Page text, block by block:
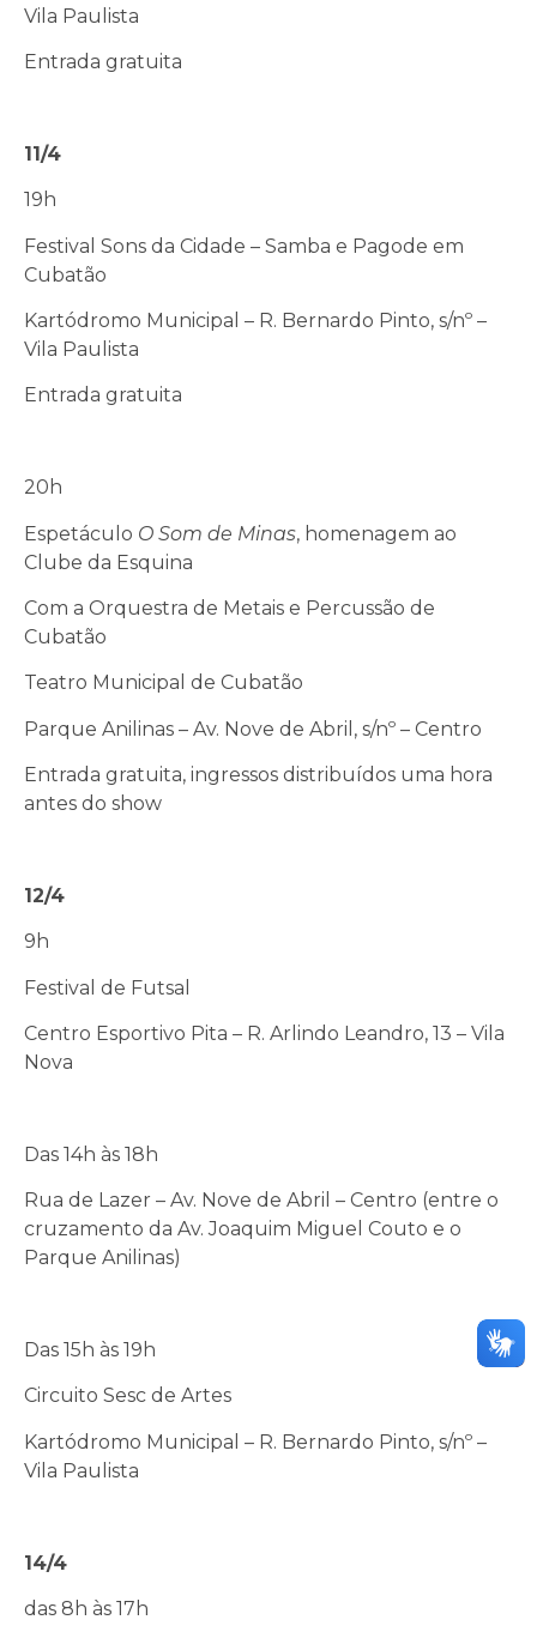
Vila Paulista
Entrada gratuita
11/4
19h
Festival Sons da Cidade – Samba e Pagode em
Cubatão
Kartódromo Municipal – R. Bernardo Pinto, s/nº –
Vila Paulista
Entrada gratuita
20h
Espetáculo O Som de Minas, homenagem ao
Clube da Esquina
Com a Orquestra de Metais e Percussão de
Cubatão
Teatro Municipal de Cubatão
Parque Anilinas – Av. Nove de Abril, s/nº – Centro
Entrada gratuita, ingressos distribuídos uma hora
antes do show
12/4
9h
Festival de Futsal
Centro Esportivo Pita – R. Arlindo Leandro, 13 – Vila
Nova
Das 14h às 18h
Rua de Lazer – Av. Nove de Abril – Centro (entre o
cruzamento da Av. Joaquim Miguel Couto e o
Parque Anilinas)
Das 15h às 19h
Circuito Sesc de Artes
Kartódromo Municipal – R. Bernardo Pinto, s/nº –
Vila Paulista
14/4
das 8h às 17h